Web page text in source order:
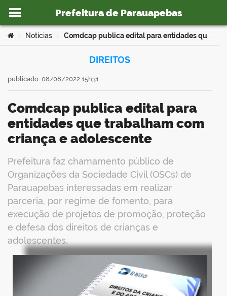
Ir para o conteúdo
Prefeitura de Parauapebas
portal
Você está aqui:
Notícias Comdcap publica edital para entidades que trabalham com criança e adolescente
DIREITOS
Comdcap publica edital para
entidades que trabalham com
criança e adolescente
Prefeitura faz chamamento público de
Organizações da Sociedade Civil (OSCs) de
Parauapebas interessadas em realizar
parceria, por regime de fomento, para
execução de projetos de promoção, proteção
e defesa dos direitos de crianças e
adolescentes.
publicado: 08/08/2022 15h31